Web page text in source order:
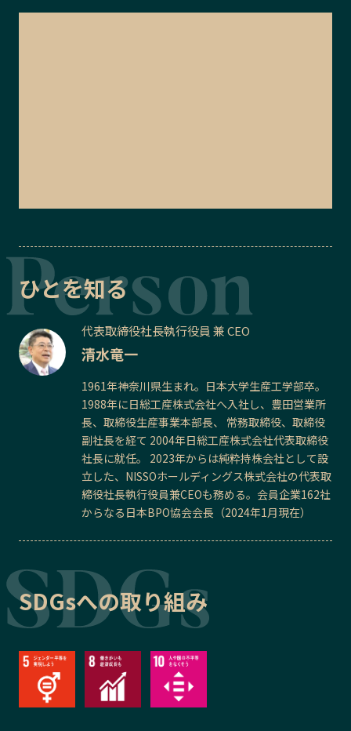
ひとを知る
代表取締役社長執行役員 兼 CEO
清水竜一
1961年神奈川県生まれ。日本大学生産工学部卒。
1988年に日総工産株式会社へ入社し、豊田営業所
長、取締役生産事業本部長、 常務取締役、取締役
副社長を経て 2004年日総工産株式会社代表取締役
社長に就任。 2023年からは純粋持株会社として設
立した、NISSOホールディングス株式会社の代表取
締役社長執行役員兼CEOも務める。会員企業162社
からなる日本BPO協会会長（2024年1月現在）
SDGsへの取り組み